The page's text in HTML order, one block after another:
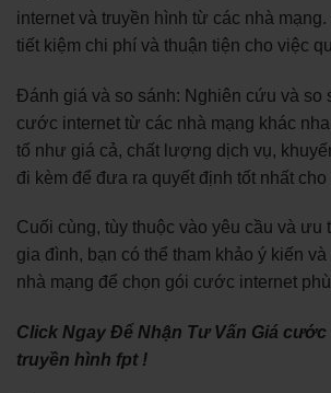
internet và truyền hình từ các nhà
tiết kiệm chi phí và thuận tiện cho việc
Đánh giá và so sánh: Nghiên cứu và so
cước internet từ các nhà mạng khác
tố như giá cả, chất lượng dịch vụ,
đi kèm để đưa ra quyết định tốt nhất cho
Cuối cùng, tùy thuộc vào yêu cầu và ưu
gia đình, bạn có thể tham khảo ý kiến
nhà mạng để chọn gói cước internet
Click Ngay Để Nhận Tư Vấn Giá cước
truyền hình fpt !